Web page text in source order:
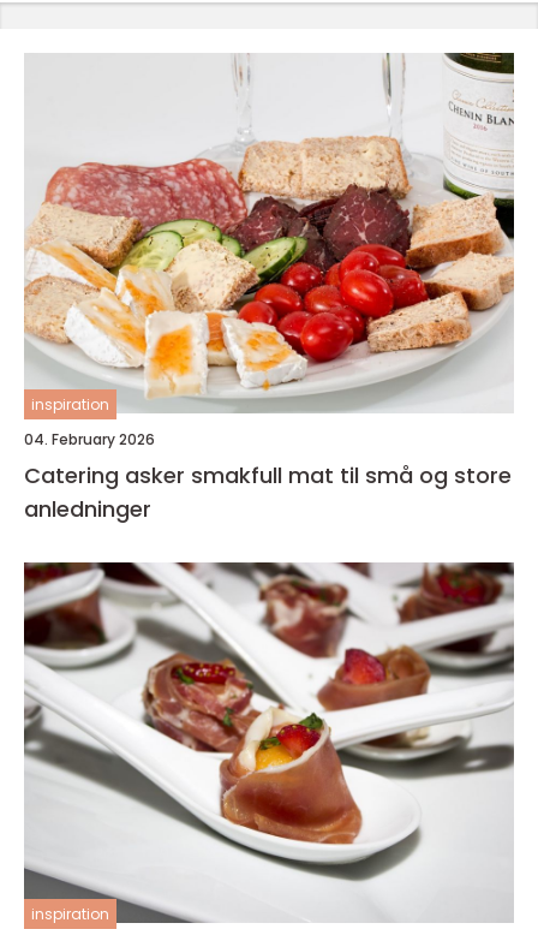
inspiration
04. February 2026
Catering asker smakfull mat til små og store
anledninger
inspiration